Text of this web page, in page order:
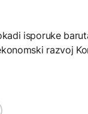
isporuke
razvoj